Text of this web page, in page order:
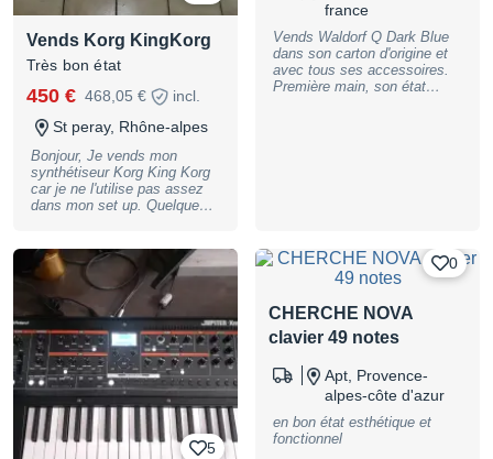
Vends Korg KingKorg
Très bon état
450 € 468,05 €
incl.
St peray, Rhône-alpes
Bonjour, Je vends mon
synthétiseur Korg King Korg
car je ne l'utilise pas assez
dans mon set up. Quelques
main propre. N'hésitez pas à
me contacter si vous avez
des questions !
france
Vends Waldorf Q Dark Blue
dans son carton d'origine et
avec tous ses accessoires.
Première main, son état
envoi à domicile. N'hésitez
pas à me demander des
5
0
CHERCHE NOVA
clavier 49 notes
Apt, Provence-
alpes-côte d'azur
en bon état esthétique et
fonctionnel